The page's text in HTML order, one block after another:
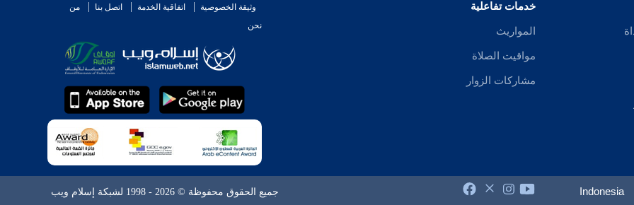
خدمات تفاعلية
المواريث
مواقيت الصلاة
مشاركات الزوار
وثيقة الخصوصية اتفاقية الخدمة اتصل بنا
من
نحن
Indonesia جميع الحقوق محفوظة © 2026 - 1998 لشبكة إسلام ويب